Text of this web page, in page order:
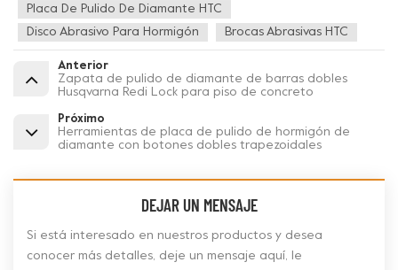
Placa De Pulido De Diamante HTC
Disco Abrasivo Para Hormigón
Brocas Abrasivas HTC
Anterior
Zapata de pulido de diamante de barras dobles
Husqvarna Redi Lock para piso de concreto
Próximo
Herramientas de placa de pulido de hormigón de
diamante con botones dobles trapezoidales
DEJAR UN MENSAJE
Si está interesado en nuestros productos y desea
conocer más detalles, deje un mensaje aquí, le